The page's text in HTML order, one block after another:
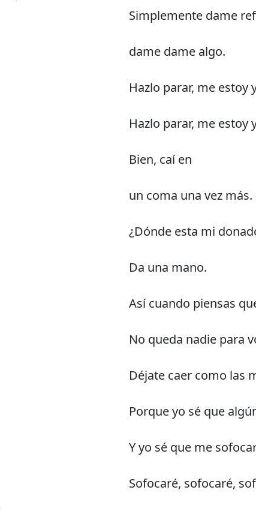
Simplemente dame
dame dame algo.
Hazlo parar, me estoy
Hazlo parar, me estoy
Bien, caí en
un coma una vez más.
¿Dónde esta mi
Da una mano.
Así cuando piensas
No queda nadie para
Déjate caer como las
Porque yo sé que
Y yo sé que me
Sofocaré, sofocaré,